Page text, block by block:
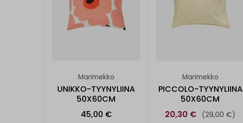
Marimekko
UNIKKO-TYYNYLIINA
50X60CM
45,00 €
Marimekko
PICCOLO-TYYNYLIINA
50X60CM
20,30 € (29,00 €)